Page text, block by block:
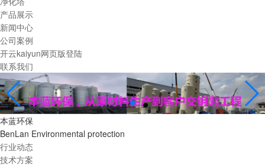
产品展示
新闻中心
公司案例
开云kaiyun网页版登陆
联系我们
本蓝环保
BenLan Environmental protection
行业动态
技术方案